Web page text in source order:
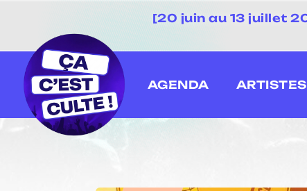
[20 juin au 13 juillet
AGENDA ARTISTES